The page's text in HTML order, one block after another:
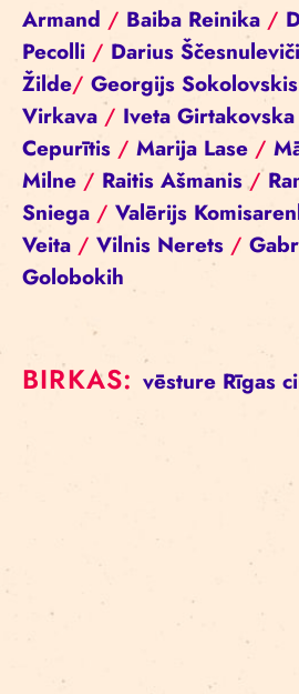
Armand / Baiba Reinika /
Pecolli / Darius
Žilde/ Georgijs Sokolovskis
Virkava / Iveta Girtakovska
Cepurītis / Marija Lase /
Milne / Raitis Ašmanis/
Sniega / Valērijs
Veita / Vilnis Nerets /
Golobokih
BIRKAS: vēsture Rīgas